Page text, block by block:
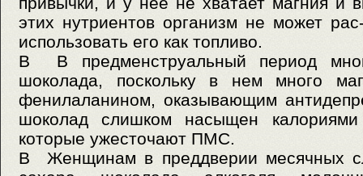
этих нутриентов организм не может
использовать его как топливо.
В В предменструальный период
шоколада, поскольку в нем много
фенилаланином, оказывающим
шоколад слишком насыщен
которые ужесточают ПМС.
В Женщинам в преддверии месячных